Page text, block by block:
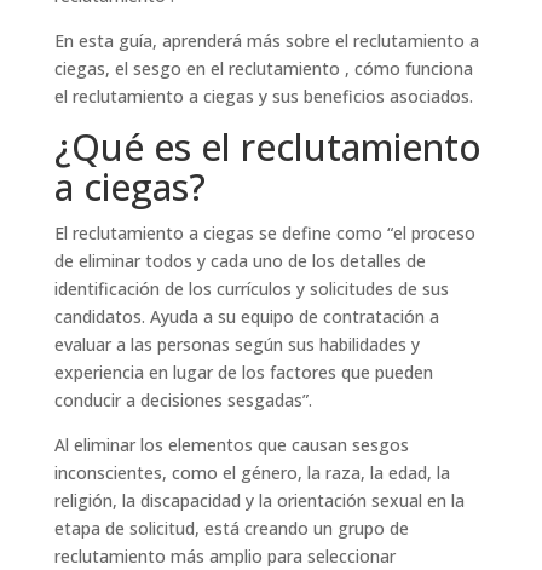
En esta guía, aprenderá más sobre el reclutamiento a
ciegas, el sesgo en el reclutamiento , cómo funciona
el reclutamiento a ciegas y sus beneficios asociados.
¿Qué es el reclutamiento
a ciegas?
El reclutamiento a ciegas se define como “el proceso
de eliminar todos y cada uno de los detalles de
identificación de los currículos y solicitudes de sus
candidatos. Ayuda a su equipo de contratación a
evaluar a las personas según sus habilidades y
experiencia en lugar de los factores que pueden
conducir a decisiones sesgadas”.
Al eliminar los elementos que causan sesgos
inconscientes, como el género, la raza, la edad, la
religión, la discapacidad y la orientación sexual en la
etapa de solicitud, está creando un grupo de
reclutamiento más amplio para seleccionar